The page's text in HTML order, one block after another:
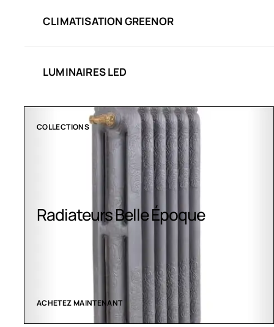
CLIMATISATION GREENOR
LUMINAIRES LED
COLLECTIONS
Radiateurs Belle Époque
ACHETEZ MAINTENANT